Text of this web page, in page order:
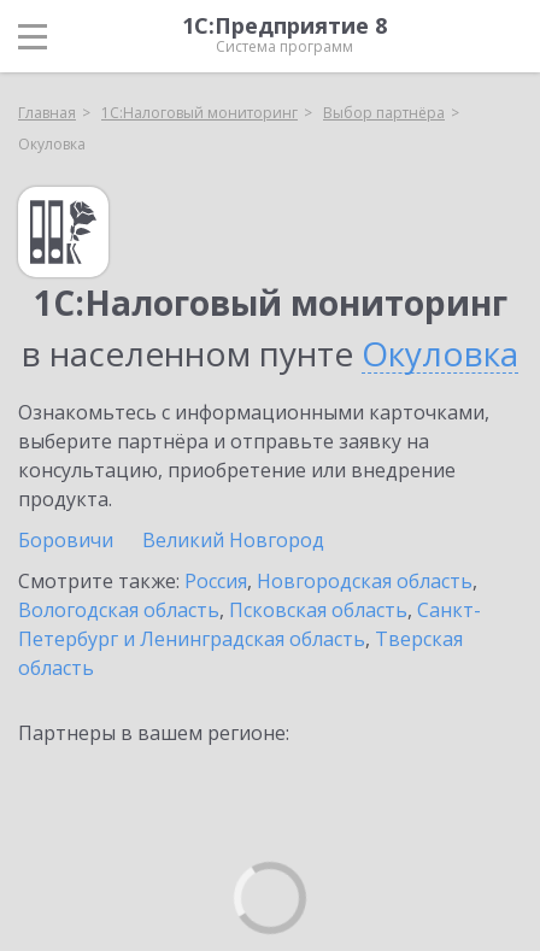
1С:Предприятие 8
Система программ
Главная 1С:Налоговый мониторинг
Выбор партнёра
Окуловка
1С:Налоговый мониторинг
в населенном пунте Окуловка
Ознакомьтесь с информационными карточками,
выберите партнёра и отправьте заявку на
консультацию, приобретение или внедрение
продукта.
Боровичи
Великий Новгород
Смотрите также: Россия, Новгородская область,
Вологодская область, Псковская область, Санкт-
Петербург и Ленинградская область, Тверская
область
Партнеры в вашем регионе: